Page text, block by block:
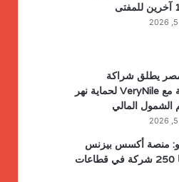
يطلق شراكة
استراتيجية مع VeryNile لحماية نهر
الشمول المالي
منصة أكسس بيزنس
تخدم حاليا 250 شركة في قطاعات